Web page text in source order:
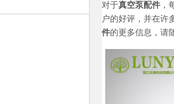
对于真空泵配件 ，
户的好评，并在许
件的更多信息，请